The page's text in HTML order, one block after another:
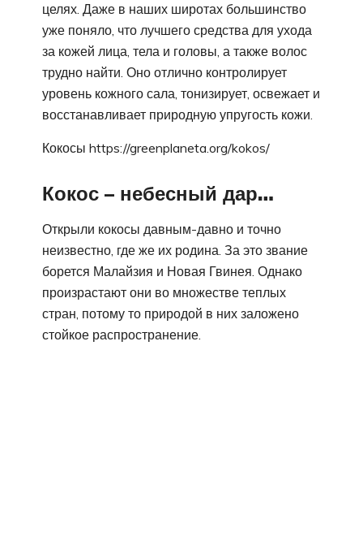
целях. Даже в наших широтах большинство
уже поняло, что лучшего средства для ухода
за кожей лица, тела и головы, а также волос
трудно найти. Оно отлично контролирует
уровень кожного сала, тонизирует, освежает и
восстанавливает природную упругость кожи.
Кокосы https://greenplaneta.org/kokos/
Кокос – небесный дар…
Открыли кокосы давным-давно и точно
неизвестно, где же их родина. За это звание
борется Малайзия и Новая Гвинея. Однако
произрастают они во множестве теплых
стран, потому то природой в них заложено
стойкое распространение.